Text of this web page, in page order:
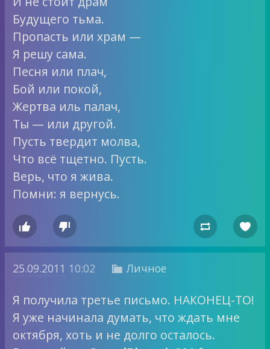
Будущего тьма.
Пропасть или храм —
Я решу сама.
Песня или плач,
Бой или покой,
Жертва иль палач,
Ты — или другой.
Пусть твердит молва,
Что всё тщетно. Пусть.
Верь, что я жива.
Помни: я вернусь.
   
25.09.2011 10:02  Личное
Я получила третье письмо. НАКОНЕЦ-ТО!
Я уже начинала думать, что ждать мне
октября, хоть и не долго осталось.